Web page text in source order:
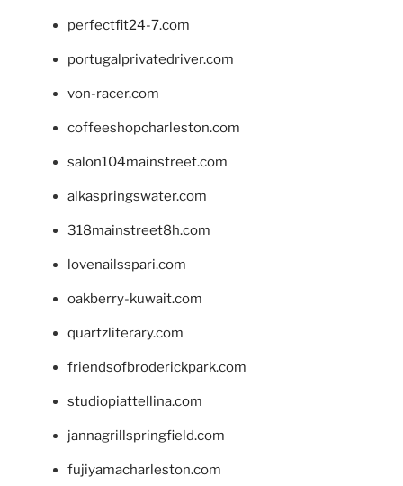
perfectfit24-7.com
portugalprivatedriver.com
von-racer.com
coffeeshopcharleston.com
salon104mainstreet.com
alkaspringswater.com
318mainstreet8h.com
lovenailsspari.com
oakberry-kuwait.com
quartzliterary.com
friendsofbroderickpark.com
studiopiattellina.com
jannagrillspringfield.com
fujiyamacharleston.com